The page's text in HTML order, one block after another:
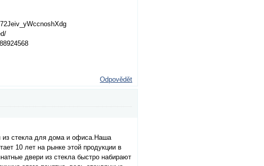
Odpovědět
стекла для дома и офиса.Наша
10 лет на рынке этой продукции в
двери из стекла быстро набирают